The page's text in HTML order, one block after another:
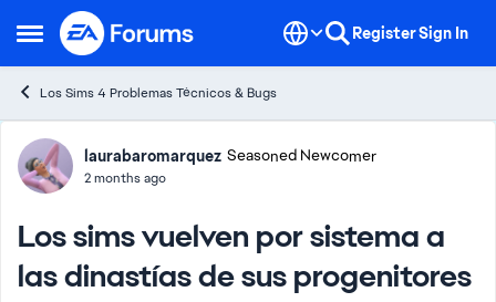
Open Side Menu
Skip to content RegisterSign In
Los Sims 4 Problemas Técnicos & Bugs
Forum Discussion
laurabaromarquez Seasoned Newcomer
2 months ago
Los sims vuelven por sistema a
las dinastías de sus progenitores